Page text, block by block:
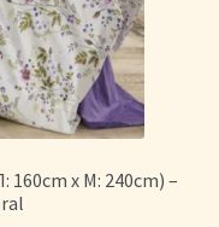
x Μ: 240cm) –